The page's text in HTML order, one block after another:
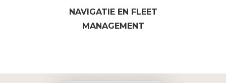
NAVIGATIE EN FLEET
MANAGEMENT